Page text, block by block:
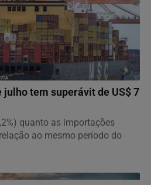
julho tem superávit de US$ 7
quanto as importações
ao mesmo período do